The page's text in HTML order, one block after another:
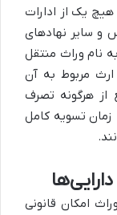
هیچ یک از ادارات
و سایر نهادهای
نام وراث منتقل
ارث مربوط به آن
از هرگونه تصرف
زمان تسویه کامل
امکان قانونی